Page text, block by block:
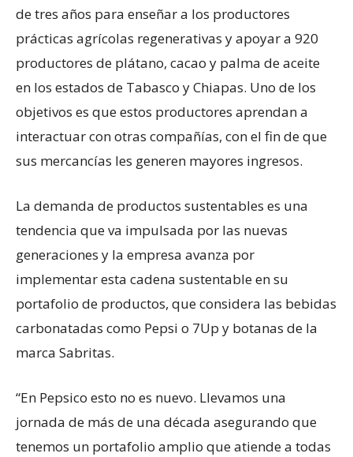
de tres años para enseñar a los productores
prácticas agrícolas regenerativas y apoyar a 920
productores de plátano, cacao y palma de aceite
en los estados de Tabasco y Chiapas. Uno de los
objetivos es que estos productores aprendan a
interactuar con otras compañías, con el fin de que
sus mercancías les generen mayores ingresos.
La demanda de productos sustentables es una
tendencia que va impulsada por las nuevas
generaciones y la empresa avanza por
implementar esta cadena sustentable en su
portafolio de productos, que considera las bebidas
carbonatadas como Pepsi o 7Up y botanas de la
marca Sabritas.
“En Pepsico esto no es nuevo. Llevamos una
jornada de más de una década asegurando que
tenemos un portafolio amplio que atiende a todas